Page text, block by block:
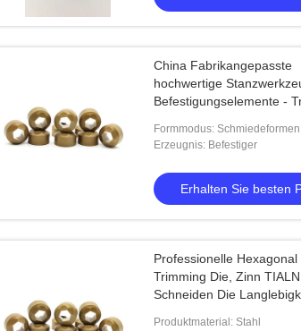
China Fabrikangepasste
hochwertige
Befestigungselemente -
Formmodus: Schmiedeformen
Erzeugnis: Befestiger
Erhalten Sie besten
Professionelle Hexagonal
Trimming Die, Zinn
Schneiden Die
Produktmaterial: Stahl